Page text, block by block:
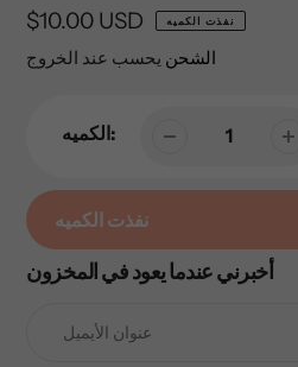
السعر
العادي
$10.00 USD نفذت الكميه
الشحن يحسب عند الخروج
الكميه:
نفذت الكميه
إضافة
أخبرني عندما يعود في المخزون